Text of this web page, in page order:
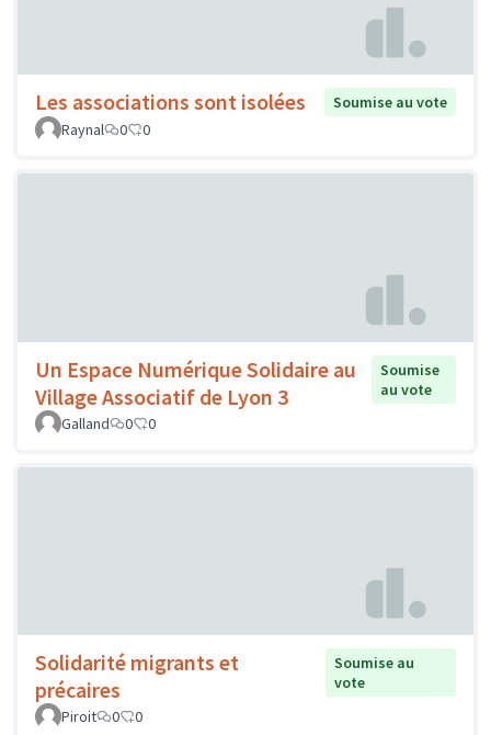
Les associations sont isolées
Soumise au vote
Raynal
0 0
Un Espace Numérique Solidaire au
Village Associatif de Lyon 3
Soumise
au vote
Galland
0 0
Solidarité migrants et
précaires
Soumise au
vote
Piroit
0 0